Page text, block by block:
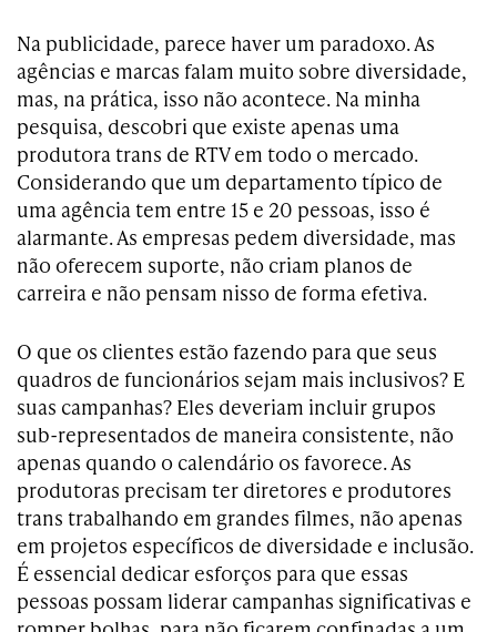
Na publicidade, parece haver um paradoxo. As
agências e marcas falam muito sobre diversidade,
mas, na prática, isso não acontece. Na minha
pesquisa, descobri que existe apenas uma
produtora trans de RTV em todo o mercado.
Considerando que um departamento típico de
uma agência tem entre 15 e 20 pessoas, isso é
alarmante. As empresas pedem diversidade, mas
não oferecem suporte, não criam planos de
carreira e não pensam nisso de forma efetiva.
O que os clientes estão fazendo para que seus
quadros de funcionários sejam mais inclusivos? E
suas campanhas? Eles deveriam incluir grupos
sub-representados de maneira consistente, não
apenas quando o calendário os favorece. As
produtoras precisam ter diretores e produtores
trans trabalhando em grandes filmes, não apenas
em projetos específicos de diversidade e inclusão.
É essencial dedicar esforços para que essas
pessoas possam liderar campanhas significativas e